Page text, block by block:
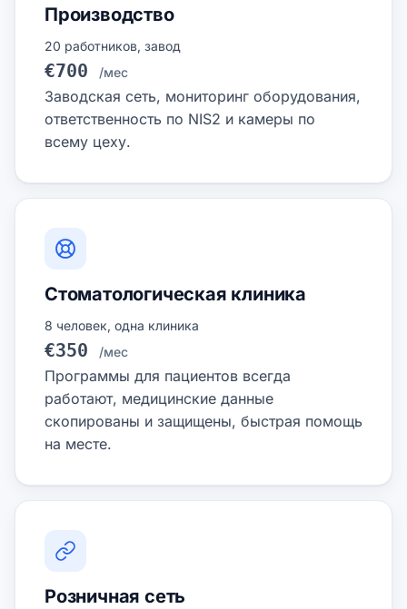
Производство
20 работников, завод
€700 /мес
Заводская сеть, мониторинг оборудования,
ответственность по NIS2 и камеры по
всему цеху.
Стоматологическая клиника
8 человек, одна клиника
€350 /мес
Программы для пациентов всегда
работают, медицинские данные
скопированы и защищены, быстрая помощь
на месте.
Розничная сеть